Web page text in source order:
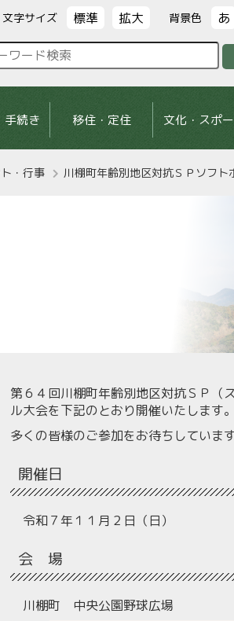
文字サイズ 標準 拡大 背景色 あ
手続き 移住・定住 文化・スポ
・行事 川棚町年齢別地区対抗ＳＰソフト
第６４回川棚町年齢別地区対抗ＳＰ（
ル大会を下記のとおり開催いたします。
多くの皆様のご参加をお待ちしています
開催日
令和７年１１月２日（日）
会 場
川棚町 中央公園野球広場